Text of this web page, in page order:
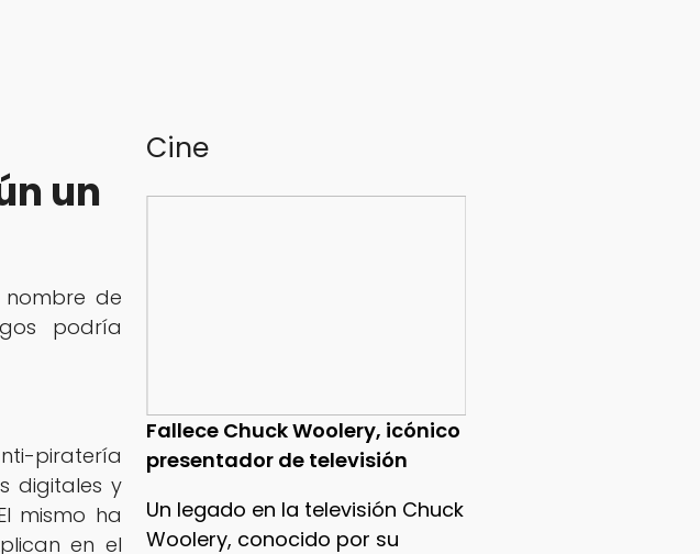
Cine
Fallece Chuck Woolery, icónico
presentador de televisión
Un legado en la televisión Chuck
Woolery, conocido por su
un
de
podría
piratería
digitales y
mismo ha
en el